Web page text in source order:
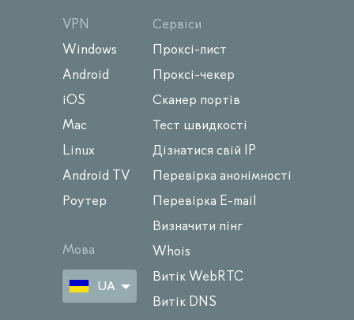
VPN
Windows
Android
iOS
Mac
Linux
Android TV
Роутер
Мова
UA
Сервіси
Проксі-лист
Проксі-чекер
Сканер портів
Тест швидкості
Дізнатися свій IP
Перевірка анонімності
Перевірка E-mail
Визначити пінг
Whois
Витік WebRTC
Витік DNS